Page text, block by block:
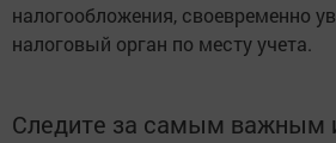
налогообложения, своевременно
налоговый орган по месту учета.
Следите за самым важным